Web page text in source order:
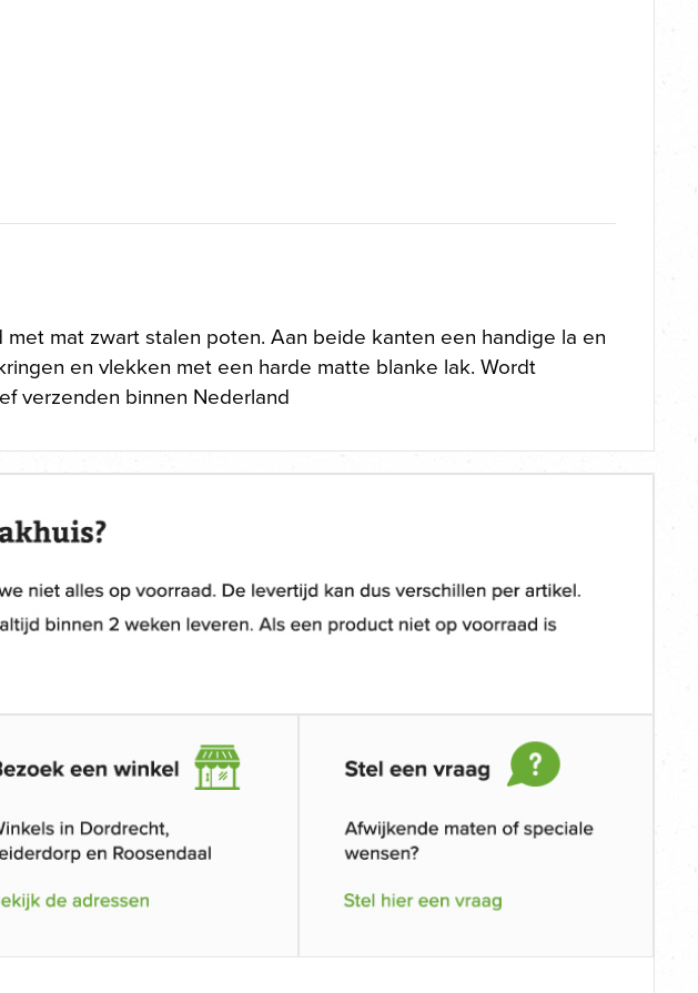
mat zwart stalen poten. Aan beide kanten een handige la en
en vlekken met een harde matte blanke lak. Wordt
verzenden binnen Nederland